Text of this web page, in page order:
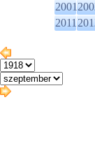
2001
2011